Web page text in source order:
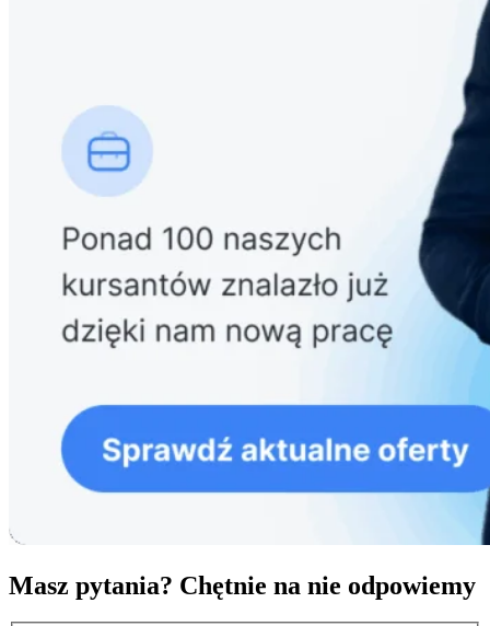
Masz pytania? Chętnie na nie odpowiemy